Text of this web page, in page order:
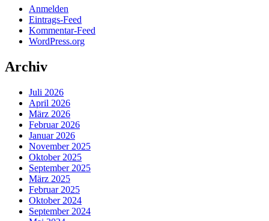
Anmelden
Eintrags-Feed
Kommentar-Feed
WordPress.org
Archiv
Juli 2026
April 2026
März 2026
Februar 2026
Januar 2026
November 2025
Oktober 2025
September 2025
März 2025
Februar 2025
Oktober 2024
September 2024